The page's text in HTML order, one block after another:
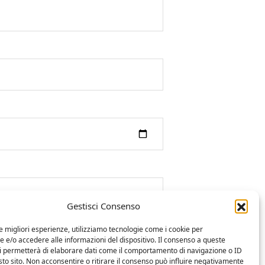
Gestisci Consenso
migliori esperienze, utilizziamo tecnologie come i cookie per
e/o accedere alle informazioni del dispositivo. Il consenso a queste
permetterà di elaborare dati come il comportamento di navigazione o ID
sito. Non acconsentire o ritirare il consenso può influire negativamente